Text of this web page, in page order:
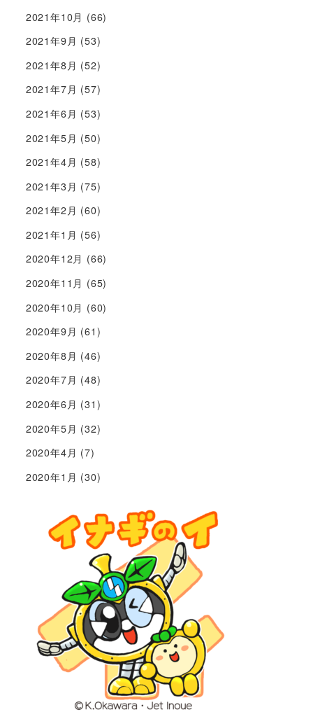
2021年10月 (66)
2021年9月 (53)
2021年8月 (52)
2021年7月 (57)
2021年6月 (53)
2021年5月 (50)
2021年4月 (58)
2021年3月 (75)
2021年2月 (60)
2021年1月 (56)
2020年12月 (66)
2020年11月 (65)
2020年10月 (60)
2020年9月 (61)
2020年8月 (46)
2020年7月 (48)
2020年6月 (31)
2020年5月 (32)
2020年4月 (7)
2020年1月 (30)